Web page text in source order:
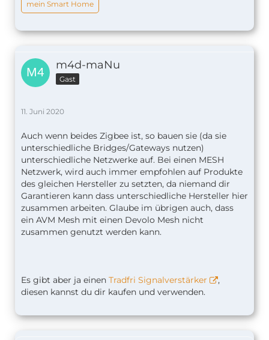
mein Smart Home
m4d-maNu
Gast
11. Juni 2020
Auch wenn beides Zigbee ist, so bauen sie (da sie
unterschiedliche Bridges/Gateways nutzen)
unterschiedliche Netzwerke auf. Bei einen MESH
Netzwerk, wird auch immer empfohlen auf Produkte
des gleichen Hersteller zu setzten, da niemand dir
Garantieren kann dass unterschiedliche Hersteller hier
zusammen arbeiten. Glaube im übrigen auch, dass
ein AVM Mesh mit einen Devolo Mesh nicht
zusammen genutzt werden kann.
Es gibt aber ja einen Tradfri Signalverstärker
,
diesen kannst du dir kaufen und verwenden.